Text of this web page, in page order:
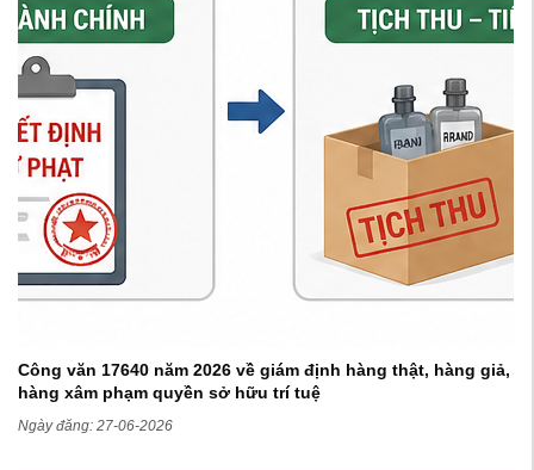
Công văn 17640 năm 2026 về giám định hàng thật, hàng giả,
hàng xâm phạm quyền sở hữu trí tuệ
Ngày đăng: 27-06-2026